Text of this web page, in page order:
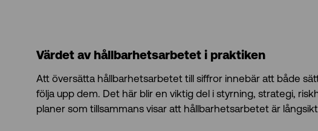
Värdet av hållbarhetsarbetet i praktiken
Att översätta hållbarhetsarbetet till siffror innebär att både
följa upp dem. Det här blir en viktig del i styrning, strategi,
planer som tillsammans visar att hållbarhetsarbetet är